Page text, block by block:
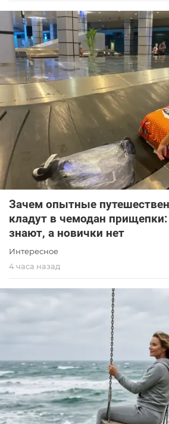
Зачем опытные
кладут в чемодан
знают, а новички нет
Интересное
4 часа назад